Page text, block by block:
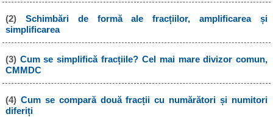
(2) Schimbări de formă ale fracțiilor, amplificarea și
simplificarea
(3) Cum se simplifică fracțiile? Cel mai mare divizor comun,
CMMDC
(4) Cum se compară două fracții cu numărători și numitori
diferiți